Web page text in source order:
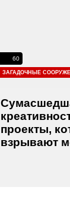
ЗАГАДОЧНЫЕ
60
проекты,
взрывают